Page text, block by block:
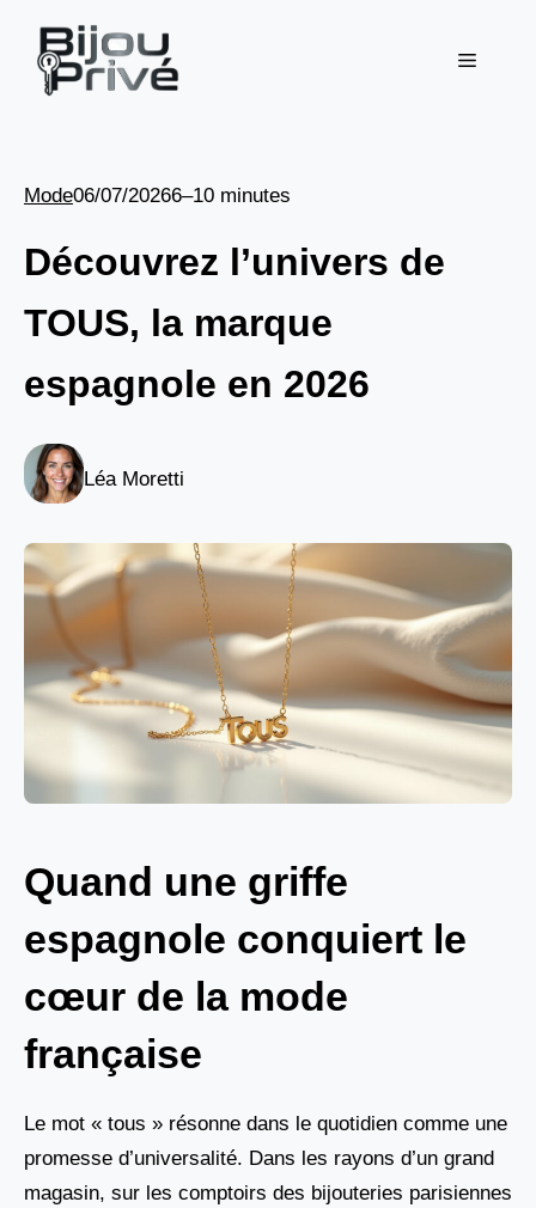
contenu
Menu
Mode06/07/20266–10 minutes
Découvrez l’univers de
TOUS, la marque
espagnole en 2026
Léa Moretti
Quand une griffe
espagnole conquiert le
cœur de la mode
française
Le mot « tous » résonne dans le quotidien comme une
promesse d’universalité. Dans les rayons d’un grand
magasin, sur les comptoirs des bijouteries parisiennes